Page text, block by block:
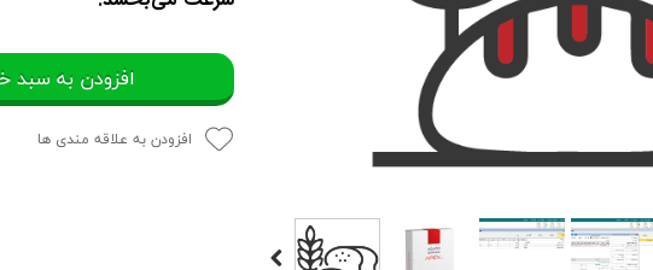
افزودن به سبد
افزودن به علاقه مندی ها